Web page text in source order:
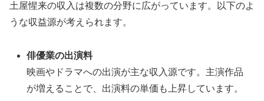
土屋惺来の収入は複数の分野に広がっています。以下のよ
うな収益源が考えられます。
俳優業の出演料
映画やドラマへの出演が主な収入源です。主演作品
が増えることで、出演料の単価も上昇しています。